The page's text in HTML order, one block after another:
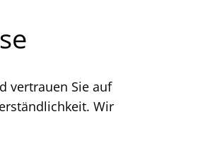
vertrauen Sie auf
Wir